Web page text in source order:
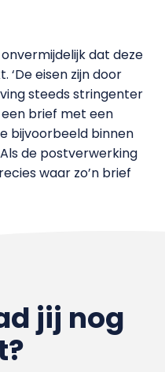
dat deze
eisen zijn door
steeds stringenter
brief met een
bijvoorbeeld binnen
de postverwerking
waar zo’n brief
jij nog